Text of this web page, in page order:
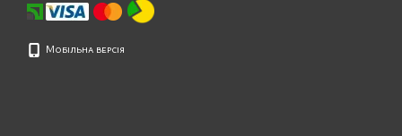
Мобільна версія